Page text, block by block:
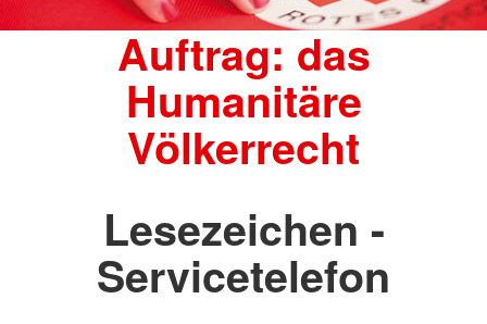
Auftrag: das
Humanitäre
Völkerrecht
Lesezeichen -
Servicetelefon